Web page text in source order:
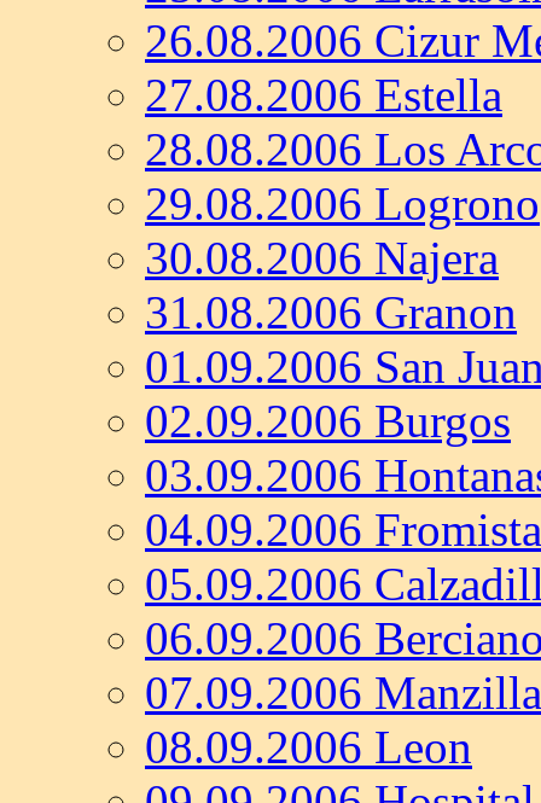
26.08.2006 Cizur
27.08.2006 Estella
28.08.2006 Los
29.08.2006 Logrono
30.08.2006 Najera
31.08.2006 Granon
01.09.2006 San
02.09.2006 Burgos
03.09.2006
04.09.2006 Fromista
05.09.2006
06.09.2006
07.09.2006
08.09.2006 Leon